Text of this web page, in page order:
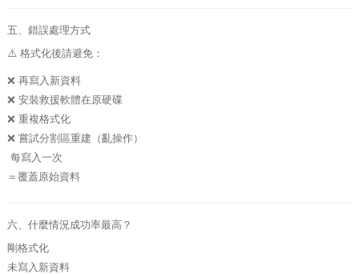
五、錯誤處理方式
⚠️ 格式化後請避免：
❌ 再寫入新資料
❌ 安裝救援軟體在原硬碟
❌ 重複格式化
❌ 嘗試分割區重建（亂操作）
每寫入一次
＝覆蓋原始資料
六、什麼情況成功率最高？
剛格式化
未寫入新資料